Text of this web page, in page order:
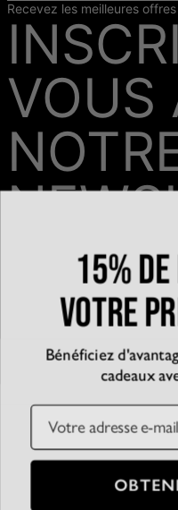
Recevez les meilleures
VOUS
QUI SOMMES-NOUS?
Blog
Partenariats
D’accessibilité
Témoignages
Suivre votre commande
Conditions générales
SERVICE CLIENT
Centre d'aide
Conditions de retour
15%
votre
Bénéficiez
cadeaux
Email